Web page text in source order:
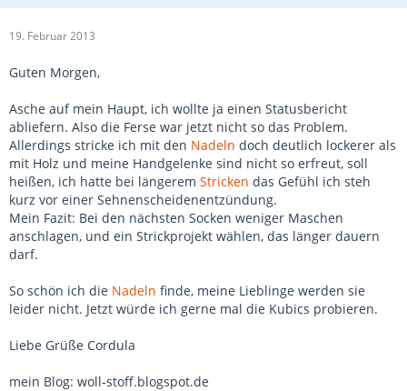
19. Februar 2013
Guten Morgen,
Asche auf mein Haupt, ich wollte ja einen Statusbericht
abliefern. Also die Ferse war jetzt nicht so das Problem.
Allerdings stricke ich mit den Nadeln doch deutlich lockerer als
mit Holz und meine Handgelenke sind nicht so erfreut, soll
heißen, ich hatte bei längerem Stricken das Gefühl ich steh
kurz vor einer Sehnenscheidenentzündung.
Mein Fazit: Bei den nächsten Socken weniger Maschen
anschlagen, und ein Strickprojekt wählen, das länger dauern
darf.
So schön ich die Nadeln finde, meine Lieblinge werden sie
leider nicht. Jetzt würde ich gerne mal die Kubics probieren.
Liebe Grüße Cordula
mein Blog: woll-stoff.blogspot.de